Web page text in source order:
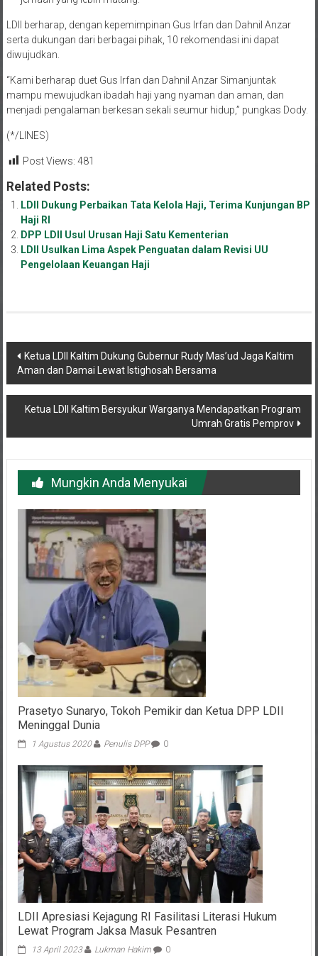
LDII berharap, dengan kepemimpinan Gus Irfan dan Dahnil Anzar
serta dukungan dari berbagai pihak, 10 rekomendasi ini dapat
diwujudkan.
“Kami berharap duet Gus Irfan dan Dahnil Anzar Simanjuntak
mampu mewujudkan ibadah haji yang nyaman dan aman, dan
menjadi pengalaman berkesan sekali seumur hidup,” pungkas Dody.
(*/LINES)
Post Views: 481
Related Posts:
LDII Dukung Perbaikan Tata Kelola Haji, Terima Kunjungan BP
Haji RI
DPP LDII Usul Urusan Haji Satu Kementerian
LDII Usulkan Lima Aspek Penguatan dalam Revisi UU
Pengelolaan Keuangan Haji
Navigasi
pos
Ketua LDII Kaltim Dukung Gubernur Rudy Mas’ud Jaga Kaltim
Aman dan Damai Lewat Istighosah Bersama
Ketua LDII Kaltim Bersyukur Warganya Mendapatkan Program
Umrah Gratis Pemprov
Mungkin Anda Menyukai
Prasetyo Sunaryo, Tokoh Pemikir dan Ketua DPP LDII
Meninggal Dunia
1 Agustus 2020 Penulis DPP 0
LDII Apresiasi Kejagung RI Fasilitasi Literasi Hukum
Lewat Program Jaksa Masuk Pesantren
13 April 2023 Lukman Hakim 0